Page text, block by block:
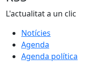
L'actualitat a un clic
Notícies
Agenda
Agenda política